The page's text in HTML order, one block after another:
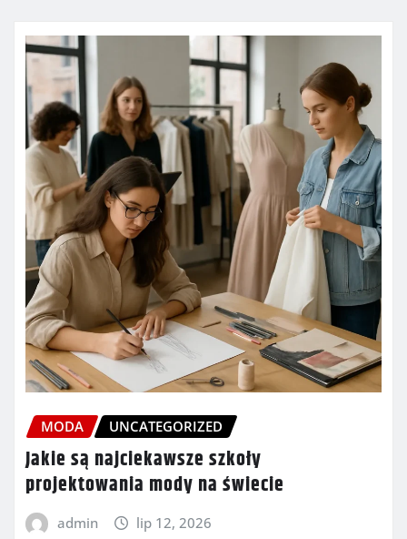
MODA UNCATEGORIZED
Jakie są najciekawsze szkoły
projektowania mody na świecie
admin lip 12, 2026